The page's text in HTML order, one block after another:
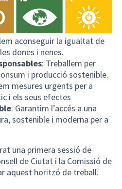
aconseguir la igualtat de
dones i nenes.
: Treballem per
i producció sostenible.
mesures urgents per a
i els seus efectes
: Garantim l’accés a una
sostenible i moderna per a
una primera sessió de
de Ciutat i la Comissió de
aquest horitzó de treball.